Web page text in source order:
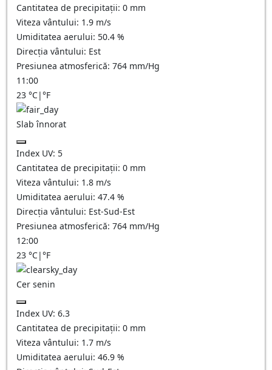
Cantitatea de precipitații: 0 mm
Viteza vântului: 1.9 m/s
Umiditatea aerului: 50.4 %
Direcția vântului: Est
Presiunea atmosferică: 764 mm/Hg
11:00
23 °C|°F
Slab înnorat
Index UV: 5
Cantitatea de precipitații: 0 mm
Viteza vântului: 1.8 m/s
Umiditatea aerului: 47.4 %
Direcția vântului: Est-Sud-Est
Presiunea atmosferică: 764 mm/Hg
12:00
23 °C|°F
Cer senin
Index UV: 6.3
Cantitatea de precipitații: 0 mm
Viteza vântului: 1.7 m/s
Umiditatea aerului: 46.9 %